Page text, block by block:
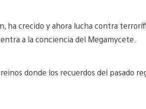
ha crecido y ahora lucha contra
a la conciencia del Megamycete.
donde los recuerdos del pasado